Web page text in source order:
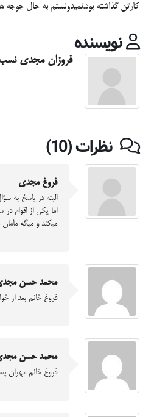
کارتن گذاشته بود.نمیدونستم به حال
نویسنده
فروزان مجدی
نظرات (10)
فروغ مجدی
البته در پاسخ به
اما یکی از اقوام
میکند و میگه
محمد حسن
فروغ خانم بعد از
محمد حسن
فروغ خانم مهران